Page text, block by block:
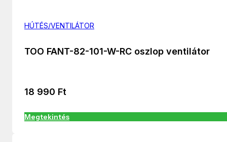
HÚTÉS/VENTILÁTOR
TOO FANT-82-101-W-RC oszlop ventilátor
18 990 Ft
Megtekintés